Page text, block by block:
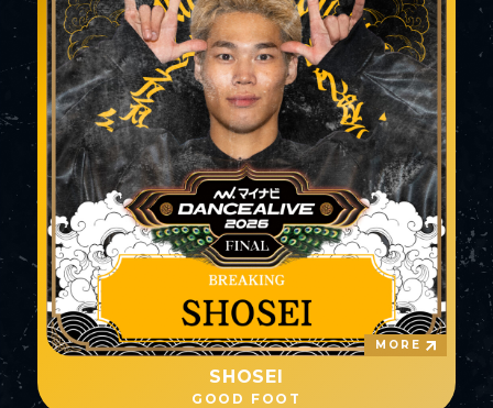
MORE
SHOSEI
GOOD FOOT